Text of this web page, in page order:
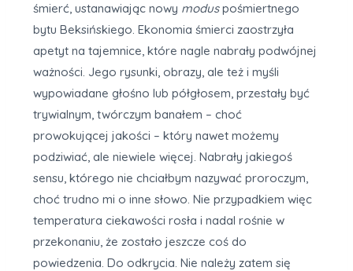
śmierć, ustanawiając nowy moduspośmiertnego
bytu Beksińskiego. Ekonomia śmierci zaostrzyła
apetyt na tajemnice, które nagle nabrały podwójnej
ważności. Jego rysunki, obrazy, ale też i myśli
wypowiadane głośno lub półgłosem, przestały być
trywialnym, twórczym banałem – choć
prowokującej jakości – który nawet możemy
podziwiać, ale niewiele więcej. Nabrały jakiegoś
sensu, którego nie chciałbym nazywać proroczym,
choć trudno mi o inne słowo. Nie przypadkiem więc
temperatura ciekawości rosła i nadal rośnie w
przekonaniu, że zostało jeszcze coś do
powiedzenia. Do odkrycia. Nie należy zatem się